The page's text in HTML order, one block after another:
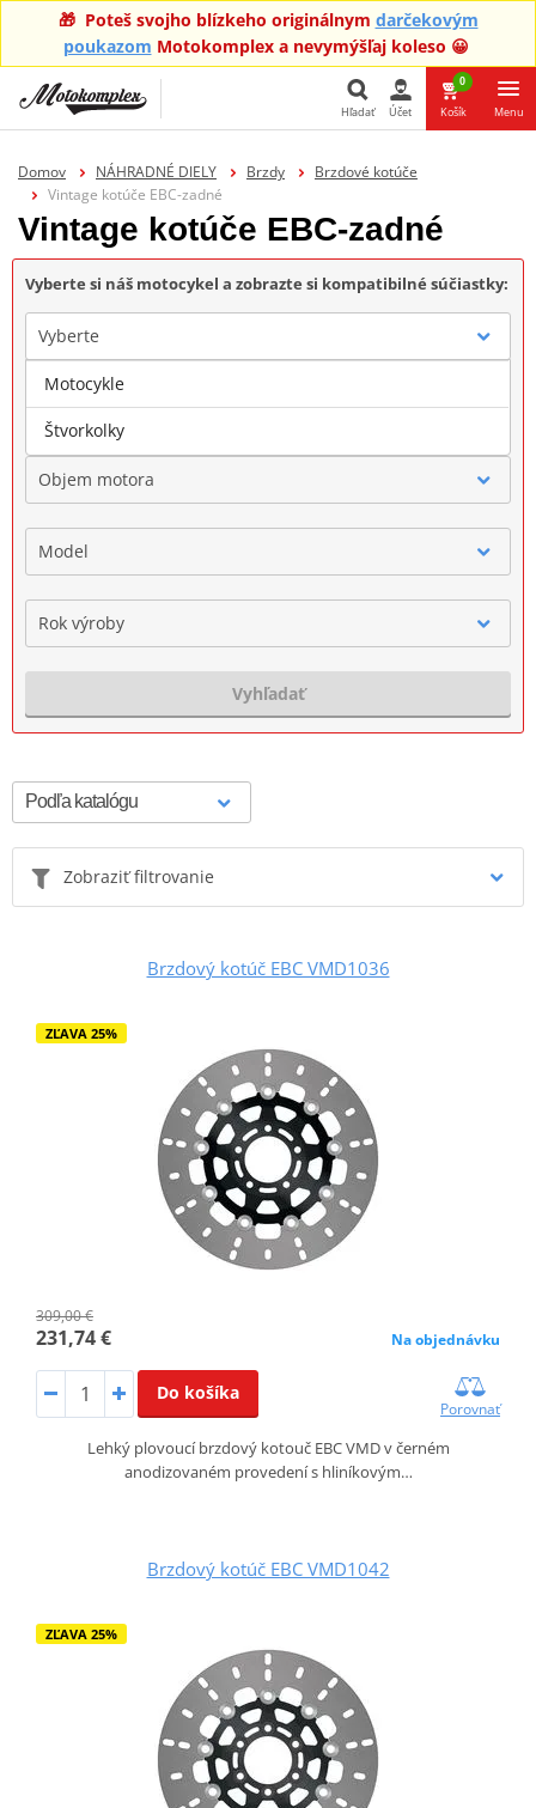
🎁 Poteš svojho blízkeho originálnym darčekovým
poukazom Motokomplex a nevymýšľaj koleso 😀
Hľadať Účet
0
Košík Menu
Domov NÁHRADNÉ DIELY Brzdy
Brzdové kotúče
Vintage kotúče EBC-zadné
Vintage kotúče EBC-zadné
Vyberte si náš motocykel a zobrazte si kompatibilné súčiastky:
Vyberte
Značka
Objem motora
Model
Rok výroby
Vyhľadať
Zobraziť filtrovanie
Brzdový kotúč EBC VMD1036
ZĽAVA 25%
309,00 €
231,74 € Na objednávku
Do košíka
Porovnať
Lehký plovoucí brzdový kotouč EBC VMD v černém
anodizovaném provedení s hliníkovým…
Brzdový kotúč EBC VMD1042
ZĽAVA 25%
Motocykle
Štvorkolky